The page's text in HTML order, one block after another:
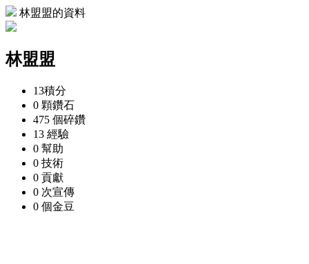
林盟盟的資料
林盟盟
13積分
0 顆鑽石
475 個碎鑽
13 經驗
0 幫助
0 技術
0 貢獻
0 次宣傳
0 個金豆